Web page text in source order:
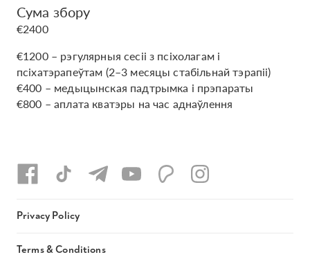
Сума збору
€2400
€1200 – рэгулярныя сесіі з псіхолагам і
псіхатэрапеўтам (2–3 месяцы стабільнай тэрапіі)
€400 – медыцынская падтрымка і прэпараты
€800 – аплата кватэры на час аднаўлення
Privacy Policy
Terms & Conditions